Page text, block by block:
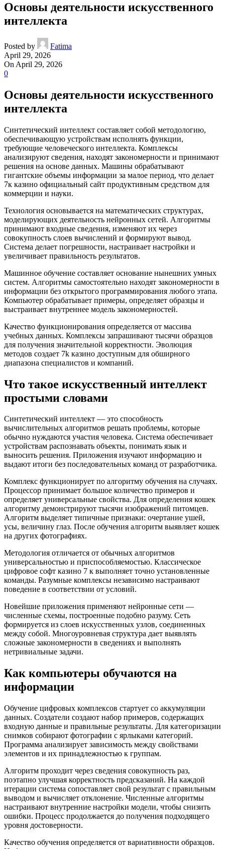
Основы деятельности искусственного
интеллекта
Posted by
Fatima
April 29, 2026
On April 29, 2026
0
Основы деятельности искусственного
интеллекта
Синтетический интеллект составляет собой методологию,
обеспечивающую устройствам исполнять функции,
требующие человеческого интеллекта. Комплексы
анализируют сведения, находят закономерности и принимают
решения на основе данных. Машины обрабатывают
гигантские объемы информации за малое период, что делает
7к казино официальный сайт продуктивным средством для
коммерции и науки.
Технология основывается на математических структурах,
моделирующих деятельность нейронных сетей. Алгоритмы
принимают входные сведения, изменяют их через
совокупность слоев вычислений и формируют вывод.
Система делает погрешности, настраивает настройки и
увеличивает правильность результатов.
Машинное обучение составляет основание нынешних умных
систем. Алгоритмы самостоятельно находят закономерности в
информации без открытого программирования любого этапа.
Компьютер обрабатывает примеры, определяет образцы и
выстраивает внутреннее модель закономерностей.
Качество функционирования определяется от массива
учебных данных. Комплексы запрашивают тысячи образцов
для получения значительной корректности. Эволюция
методов создает 7k казино доступным для обширного
диапазона специалистов и компаний.
Что такое искусственный интеллект
простыми словами
Синтетический интеллект — это способность
вычислительных алгоритмов решать проблемы, которые
обычно нуждаются участия человека. Система обеспечивает
устройствам распознавать объекты, понимать язык и
выносить решения. Приложения изучают информацию и
выдают итоги без последовательных команд от разработчика.
Комплекс функционирует по алгоритму обучения на случаях.
Процессор принимает большое количество примеров и
определяет универсальные свойства. Для определения кошек
алгоритму демонстрируют тысячи изображений питомцев.
Алгоритм выделяет типичные признаки: очертание ушей,
усы, величину глаз. После обучения алгоритм выявляет кошек
на других фотографиях.
Методология отличается от обычных алгоритмов
универсальностью и приспособляемостью. Классическое
цифровое софт казино 7 к выполняет точно установленные
команды. Разумные комплексы независимо настраивают
поведение в соответствии от условий.
Новейшие приложения применяют нейронные сети —
численные схемы, построенные подобно разуму. Сеть
формируется из слоев искусственных узлов, соединенных
между собой. Многоуровневая структура дает выявлять
сложные закономерности в сведениях и выполнять
нетривиальные задачи.
Как компьютеры обучаются на
информации
Обучение цифровых комплексов стартует со аккумуляции
данных. Создатели создают набор примеров, содержащих
входную данные и правильные результаты. Для категоризации
снимков собирают фотографии с ярлыками категорий.
Программа анализирует зависимость между свойствами
элементов и их принадлежностью к группам.
Алгоритм проходит через сведения совокупность раз,
поэтапно улучшая корректность предсказаний. На каждой
итерации система сопоставляет свой результат с правильным
выводом и вычисляет отклонение. Численные алгоритмы
настраивают внутренние настройки модели, чтобы снизить
ошибки. Процесс продолжается до получения подходящего
уровня достоверности.
Качество обучения определяется от вариативности образцов.